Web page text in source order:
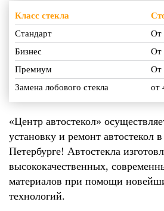
Класс стекла
Стандарт
От
Бизнес
От
Премиум
От
Замена лобового стекла
от
«Центр автостекол»
установку и ремонт автостекол
Петербурге! Автостекла
высококачественных,
материалов при помощи
технологий.